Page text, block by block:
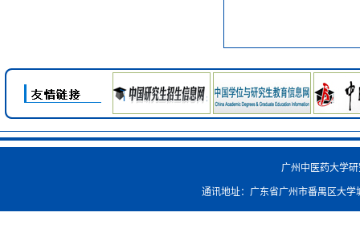
广州中医药大学
通讯地址：广东省广州市番禺区大